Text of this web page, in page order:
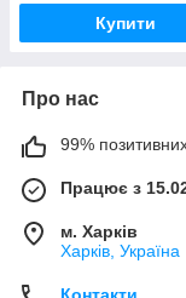
Купити
Про нас
99% позитивних
Працює з
м. Харків
Харків, Україна